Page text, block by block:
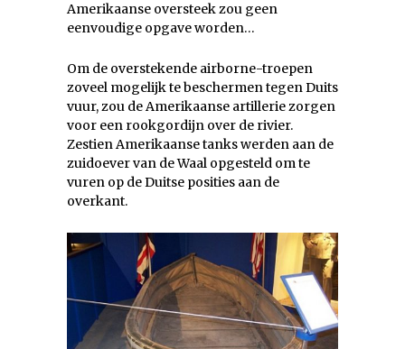
Amerikaanse oversteek zou geen
eenvoudige opgave worden…
Om de overstekende airborne-troepen
zoveel mogelijk te beschermen tegen Duits
vuur, zou de Amerikaanse artillerie zorgen
voor een rookgordijn over de rivier.
Zestien Amerikaanse tanks werden aan de
zuidoever van de Waal opgesteld om te
vuren op de Duitse posities aan de
overkant.